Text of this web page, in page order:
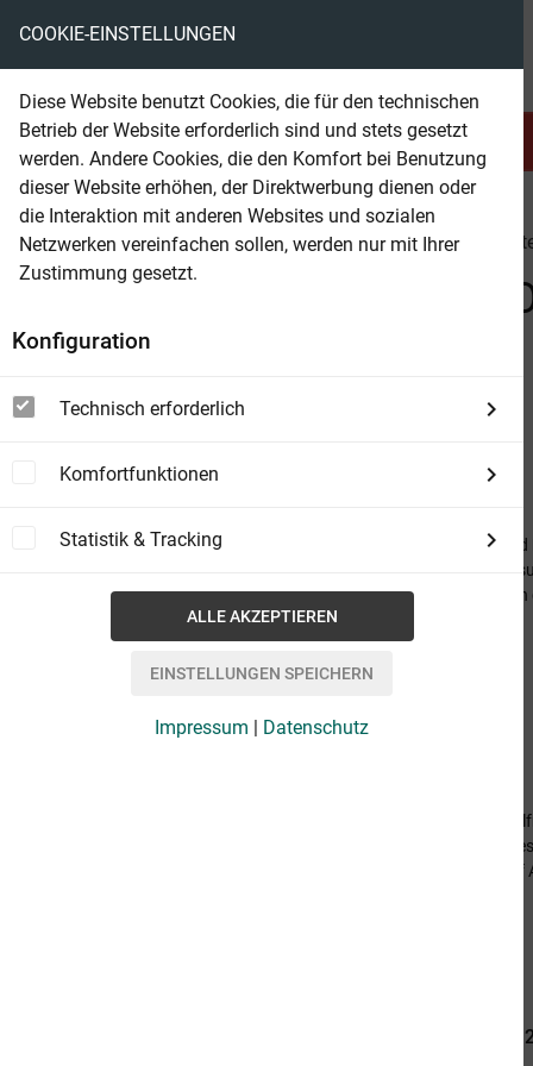
Serien & Abo Belletristik
beam Suchergebnis für Alfred Bekker, George Owen
Beam Shop
Zu "Alfred Bekker, George
DETAILS view_module LISTE view_list
Western Doppelband 1010
Dieser Band enthält folgende Western:
George Owen Baxter: Wer die wilde Freiheit
wischte sich mit dem Ärmel den Schweiß
-...
Dieser Band enthält folgende Western von
Das Gesetz des Don Turner/ Die Rückkehr
Baxter: Die drei Kreuze Der Kerl ritt direkt
Drei Top Western in einem Band April
COOKIE-EINSTELLUNGEN
Diese Website benutzt Cookies, die für den technischen
Betrieb der Website erforderlich sind und stets gesetzt
werden. Andere Cookies, die den Komfort bei Benutzung
dieser Website erhöhen, der Direktwerbung dienen oder
die Interaktion mit anderen Websites und sozialen
Netzwerken vereinfachen sollen, werden nur mit Ihrer
Zustimmung gesetzt.
Konfiguration
Technisch erforderlich
Komfortfunktionen
Statistik & Tracking
Impressum | Datenschutz